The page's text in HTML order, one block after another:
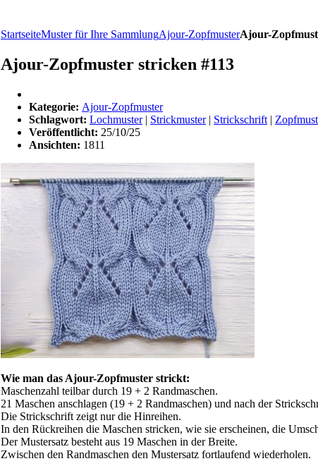
StartseiteMuster für Ihre SammlungAjour-ZopfmusterAjour-
Ajour-Zopfmuster stricken #113
Kategorie: Ajour-Zopfmuster
Schlagwort: Lochmuster| Strickmuster| Strickschrift |
Veröffentlicht: 25/10/25
Ansichten: 1811
Wie man das Ajour-Zopfmuster strickt:
Maschenzahl teilbar durch 19 + 2 Randmaschen.
21 Maschen anschlagen (19 + 2 Randmaschen) und nach der
Die Strickschrift zeigt nur die Hinreihen.
In den Rückreihen die Maschen stricken, wie sie erscheinen, die
Der Mustersatz besteht aus 19 Maschen in der Breite.
Zwischen den Randmaschen den Mustersatz fortlaufend wiederholen.